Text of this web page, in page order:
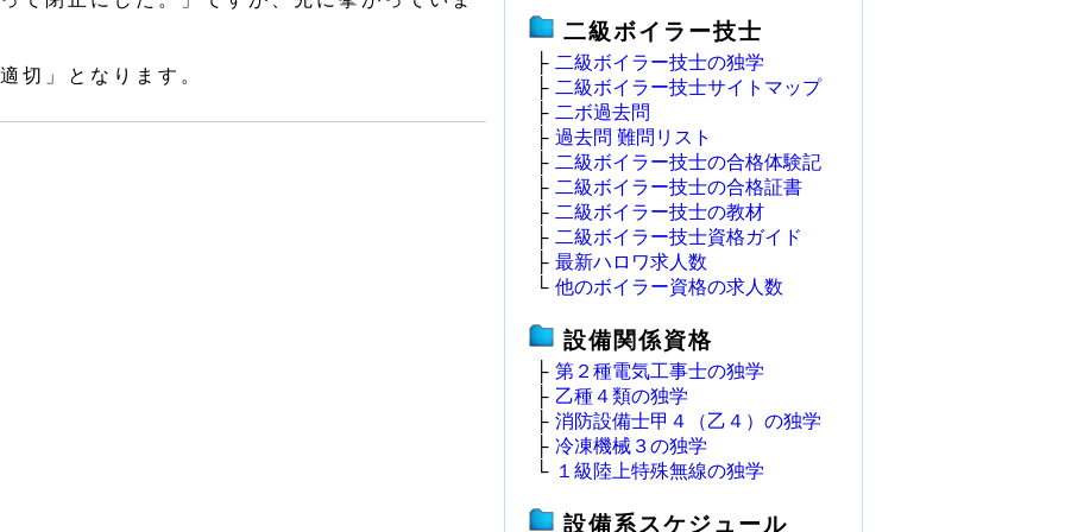
切」となります。
二級ボイラー技士
├ 二級ボイラー技士の独学
├ 二級ボイラー技士サイトマップ
├ 二ボ過去問
├ 過去問 難問リスト
├ 二級ボイラー技士の合格体験記
├ 二級ボイラー技士の合格証書
├ 二級ボイラー技士の教材
├ 二級ボイラー技士資格ガイド
├ 最新ハロワ求人数
└ 他のボイラー資格の求人数
設備関係資格
├ 第２種電気工事士の独学
├ 乙種４類の独学
├ 消防設備士甲４（乙４）の独学
├ 冷凍機械３の独学
└ １級陸上特殊無線の独学
設備系スケジュール